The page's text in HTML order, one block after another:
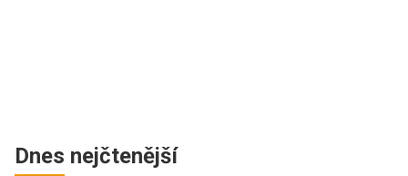
Dnes nejčtenější